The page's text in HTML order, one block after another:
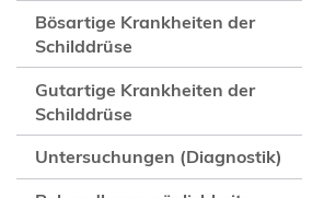
Bösartige Krankheiten der
Schilddrüse
Gutartige Krankheiten der
Schilddrüse
Untersuchungen (Diagnostik)